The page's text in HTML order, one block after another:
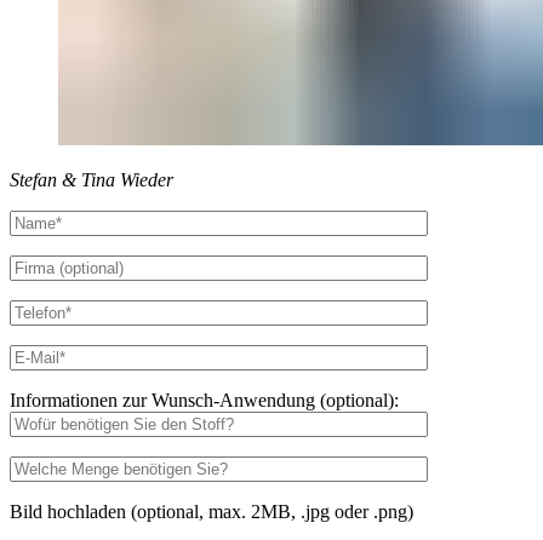
Stefan & Tina Wieder
Informationen zur Wunsch-Anwendung (optional):
Bild hochladen (optional, max. 2MB, .jpg oder .png)